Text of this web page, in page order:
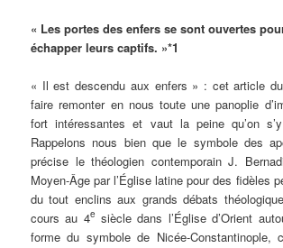
« Les portes des enfers se sont ouvertes
échapper leurs captifs. »*1
« Il est descendu aux enfers » : cet article
faire remonter en nous toute une panoplie
fort intéressantes et vaut la peine qu’on
Rappelons nous bien que le symbole des
précise le théologien contemporain J.
Moyen-Âge par l’Église latine pour des fidèles
du tout enclins aux grands débats
cours au 4e siècle dans l’Église d’Orient
forme du symbole de Nicée-Constantinople,